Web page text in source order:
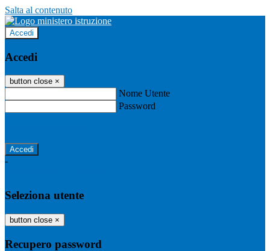
Salta al contenuto
Accedi
Accedi
button close ×
Nome Utente
Password
-
Seleziona utente
button close ×
Recupero password